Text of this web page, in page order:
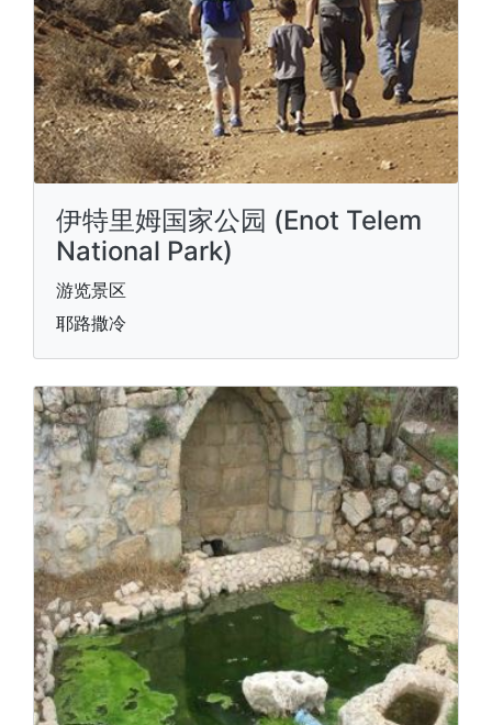
伊特里姆国家公园 (Enot Telem
National Park)
游览景区
耶路撒冷